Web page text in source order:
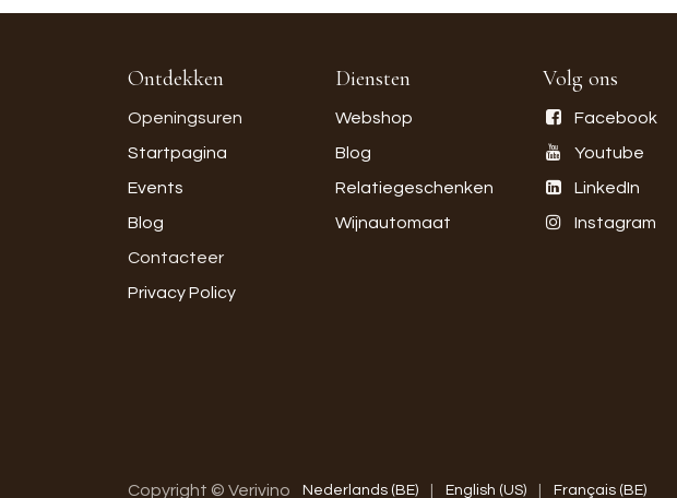
Ontdekken
Openingsuren
Startpagina
Events
Blog
Contacteer
Privacy Policy
Diensten
Webshop
Blog
Relatiegeschenken
Wijnautomaat
Volg ons
Facebook
Youtube
LinkedIn
Instagram
Copyright © Verivino Nederlands (BE) English (US) Français (BE)